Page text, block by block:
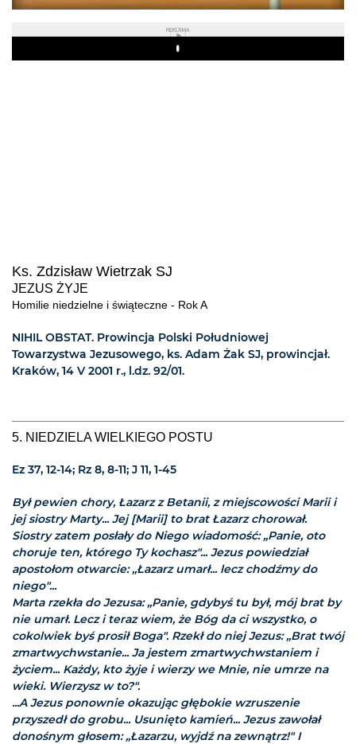
REKLAMA
Play
Ks. Zdzisław Wietrzak SJ
JEZUS ŻYJE
Homilie niedzielne i świąteczne - Rok A
NIHIL OBSTAT. Prowincja Polski Południowej
Towarzystwa Jezusowego, ks. Adam Żak SJ, prowincjał.
Kraków, 14 V 2001 r., l.dz. 92/01.
5. NIEDZIELA WIELKIEGO POSTU
Ez 37, 12-14; Rz 8, 8-11; J 11, 1-45
Był pewien chory, Łazarz z Betanii, z miejscowości Marii i
jej siostry Marty... Jej [Marii] to brat Łazarz chorował.
Siostry zatem posłały do Niego wiadomość: „Panie, oto
choruje ten, którego Ty kochasz"... Jezus powiedział
apostołom otwarcie: „Łazarz umarł... lecz chodźmy do
niego"...
Marta rzekła do Jezusa: „Panie, gdybyś tu był, mój brat by
nie umarł. Lecz i teraz wiem, że Bóg da ci wszystko, o
cokolwiek byś prosił Boga". Rzekł do niej Jezus: „Brat twój
zmartwychwstanie... Ja jestem zmartwychwstaniem i
życiem... Każdy, kto żyje i wierzy we Mnie, nie umrze na
wieki. Wierzysz w to?".
...A Jezus ponownie okazując głębokie wzruszenie
przyszedł do grobu... Usunięto kamień... Jezus zawołał
donośnym głosem: „Łazarzu, wyjdź na zewnątrz!" I